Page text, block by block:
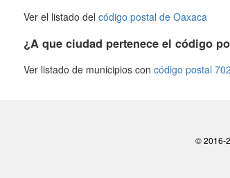
Ver el listado del código postal de Oaxaca
¿A que ciudad pertenece el código
Ver listado de municipios con código postal
© 2016-